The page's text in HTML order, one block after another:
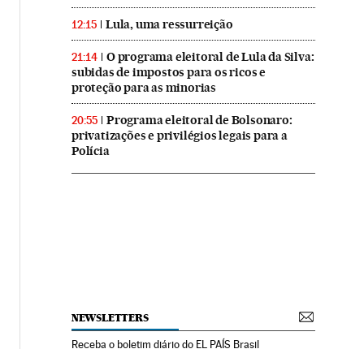
12:15 Lula, uma ressurreição
21:14
O programa eleitoral de Lula da Silva:
subidas de impostos para os ricos e
proteção para as minorias
20:55
Programa eleitoral de Bolsonaro:
privatizações e privilégios legais para a
Polícia
NEWSLETTERS
Receba o boletim diário do EL PAÍS Brasil